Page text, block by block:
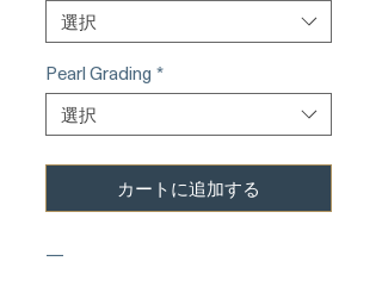
選択
Pearl Grading *
選択
カートに追加する
—